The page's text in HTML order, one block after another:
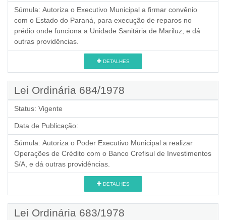
Súmula: Autoriza o Executivo Municipal a firmar convênio
com o Estado do Paraná, para execução de reparos no
prédio onde funciona a Unidade Sanitária de Mariluz, e dá
outras providências.
DETALHES
Lei Ordinária 684/1978
Status: Vigente
Data de Publicação:
Súmula: Autoriza o Poder Executivo Municipal a realizar
Operações de Crédito com o Banco Crefisul de Investimentos
S/A, e dá outras providências.
DETALHES
Lei Ordinária 683/1978